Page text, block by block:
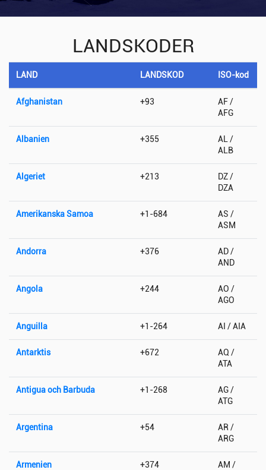
LANDSKODER
LAND LANDSKOD ISO-kod
Afghanistan +93
AF /
AFG
Albanien +355
AL /
ALB
Algeriet +213
DZ /
DZA
Amerikanska Samoa +1-684
AS /
ASM
Andorra +376
AD /
AND
Angola +244
AO /
AGO
Anguilla +1-264 AI / AIA
Antarktis +672
AQ /
ATA
Antigua och Barbuda +1-268
AG /
ATG
Argentina +54
AR /
ARG
Armenien +374
AM /